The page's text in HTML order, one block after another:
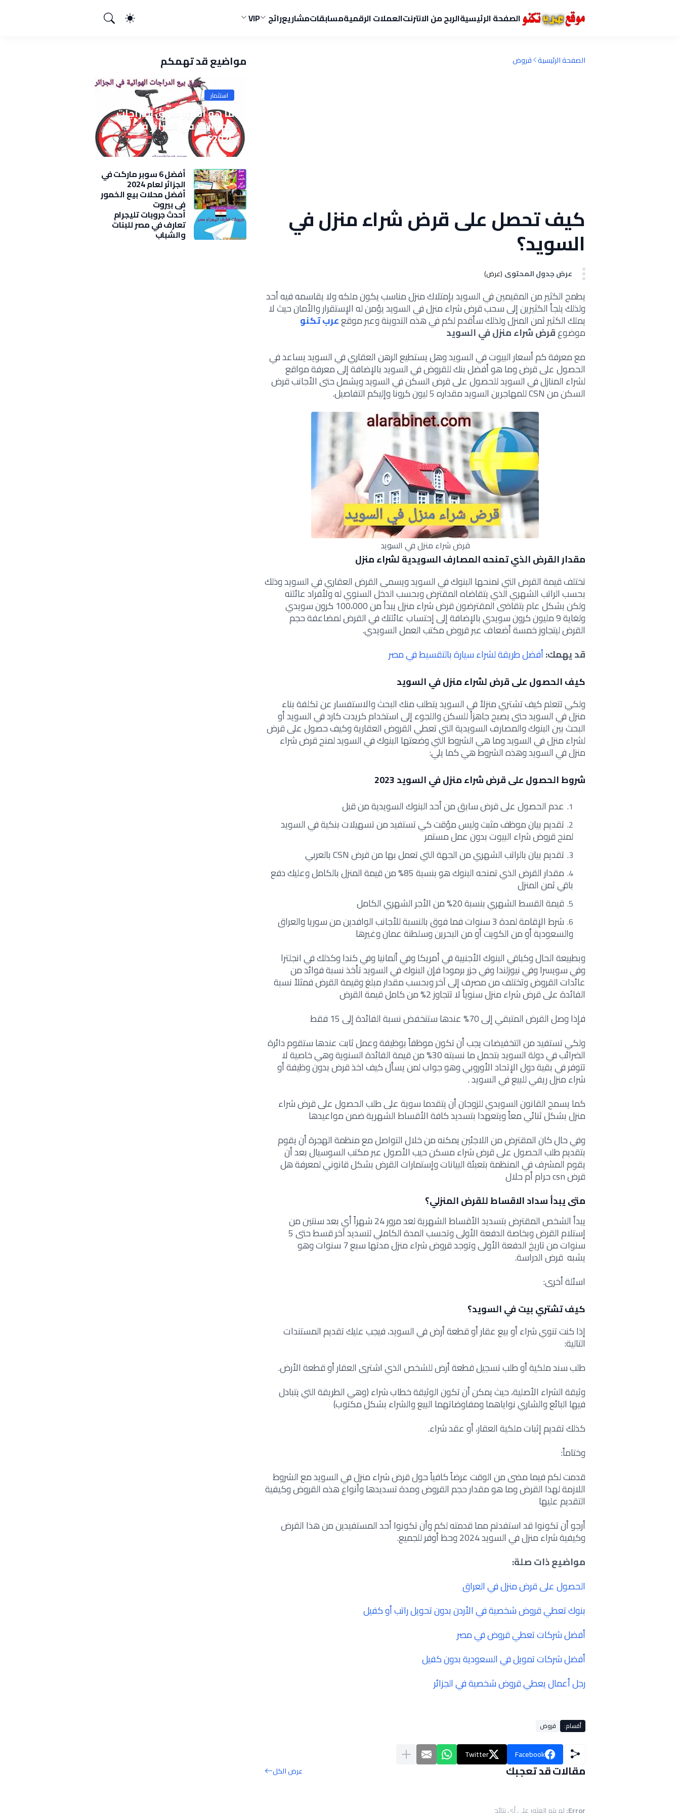
الصفحة الرئيسيةالربح من الانترنتالعملات الرقميةمسابقاتمشاريعرائج VIP
الصفحة الرئيسية قروض
كيف تحصل على قرض شراء منزل في
السويد؟
عرض جدول المحتوى (عرض)
يطمح الكثير من المقيمين في السويد بإمتلاك منزل مناسب يكون ملكه ولا يقاسمه فيه أحد
ولذلك يلجأ الكثيرين إلى سحب قرض شراء منزل في السويد يؤمن له الإستقرار والأمان حيث لا
يملك الكثير ثمن المنزل ولذلك سأقدم لكم في هذه التدوينة وعبر موقععرب تكنو
موضوعقرض شراء منزل في السويد
مع معرفة كم أسعار البيوت في السويد وهل يستطيع الرهن العقاري في السويد يساعد في
الحصول على قرض وما هو أفضل بنك للقروض في السويد بالإضافة إلى معرفة مواقع
لشراء المنازل في السويد للحصول على قرض السكن في السويد ويشمل حتى الأجانب قرض
السكن من CSN للمهاجرين السويد مقداره 5 ليون كرونا وإليكم التفاصيل.
قرض شراء منزل في السويد
مقدار القرض الذي تمنحه المصارف السويدية لشراء منزل
تختلف قيمة القرض التي تمنحها البنوك في السويد ويسمى القرض العقاري في السويد وذلك
بحسب الراتب الشهري الذي يتقاضاه المقترض وبحسب الدخل السنوي له ولأفراد عائلته
ولكن بشكل عام يتقاضى المقترضون قرض شراء منزل يبدأ من 100،000 كرون سويدي
ولغاية 9 مليون كرون سويدي بالإضافة إلى إحتساب عائلتك في القرض لمضاعفة حجم
القرض ليتجاوز خمسة أضعاف عبر قروض مكتب العمل السويدي.
قد يهمك:أفضل طريقة لشراء سيارة بالتقسيط في مصر
كيف الحصول على قرض لشراء منزل في السويد
ولكي تتعلم كيف تشتري منزلاً في السويد يتطلب منك البحث والاستفسار عن تكلفة بناء
منزل في السويد حتى يصبح جاهزاً للسكن واللجوء إلى استخدام كريدت كارد في السويد أو
البحث بين البنوك والمصارف السويدية التي تعطي القروض العقارية وكيف حصول على قرض
لشراء منزل في السويد وما هي الشروط التي وضعتها البنوك في السويد لمنح قرض شراء
منزل في السويد وهذه الشروط هي كما يلي:
شروط الحصول على قرض شراء منزل في السويد 2023
عدم الحصول على قرض سابق من أحد البنوك السويدية من قبل
تقديم بيان موظف مثبت وليس مؤقت كي تستفيد من تسهيلات بنكية في السويد
لمنح قروض شراء البيوت بدون عمل مستمر
تقديم بيان بالراتب الشهري من الجهة التي تعمل بها من قرض CSN بالعربي
مقدار القرض الذي تمنحه البنوك هو بنسبة 85% من قيمة المنزل بالكامل وعليك دفع
باقي ثمن المنزل
قيمة القسط الشهري بنسبة 20% من الأجر الشهري الكامل
شرط الإقامة لمدة 3 سنوات فما فوق بالنسبة للأجانب الوافدين من سوريا والعراق
والسعودية أو من الكويت أو من البحرين وسلطنة عمان وغيرها
وبطبيعة الحال وكباقي البنوك الأجنبية في أمريكا وفي ألمانيا وفي كندا وكذلك في انجلترا
وفي سويسرا وفي نيوزلندا وفي جزر برمودا فإن البنوك في السويد تأخذ نسبة فوائد من
عائدات القروض وتختلف من مصرف إلى آخر وبحسب مقدار مبلغ وقيمة القرض فمثلاً نسبة
الفائدة على قرض شراء منزل سنوياً لا تتجاوز 2% من كامل قيمة القرض
فإذا وصل القرض المتبقي إلى 70% عندها ستنخفض نسبة الفائدة إلى 15 فقط
ولكي تستفيد من التخفيضات يجب أن تكون موظفاً بوظيفة وعمل ثابت عندها ستقوم دائرة
الضرائب في دولة السويد بتحمل ما نسبته 30% من قيمة الفائدة السنوية وهي خاصية لا
تتوفر في بقية دول الإتحاد الأوروبي وهو جواب لمن يسأل كيف اخذ قرض بدون وظيفة أو
شراء منزل ريفي للبيع في السويد .
كما يسمح القانون السويدي للزوجان أن يتقدما سوية على طلب الحصول على قرض شراء
منزل بشكل ثنائي معاً ويتعهدا بتسديد كافة الأقساط الشهرية ضمن مواعيدها
وفي حال كان المقترض من اللاجئين يمكنه من خلال التواصل مع منظمة الهجرة أن يقوم
بتقديم طلب الحصول على قرض شراء مسكن حيب الأصول عبر مكتب السوسيال بعد أن
يقوم المشرف في المنظمة بتعبئة البيانات وإستمارات القرض بشكل قانوني لمعرفة هل
قرض csn حرام أم حلال
متى يبدأ سداد الاقساط للقرض المنزلي؟
يبدأ الشخص المقترض بتسديد الأقساط الشهرية لعد مرور 24 شهراً أي بعد سنتين من
إستلام القرض وبخاصة الدفعة الأولى وتحسب المدة الكاملي لتسديد آخر قسط حتى 5
سنوات من تاريخ الدفعة الأولى وتوجد قروض شراء منزل مدتها سبع 7 سنوات وهو
يشبه قرض الدراسة.
اسئلة أخرى:
كيف تشتري بيت في السويد؟
إذا كنت تنوي شراء أو بيع عقار أو قطعة أرض في السويد، فيجب عليك تقديم المستندات
التالية:
طلب سند ملكية أو طلب تسجيل قطعة أرض للشخص الذي اشترى العقار أو قطعة الأرض.
وثيقة الشراء الأصلية، حيث يمكن أن تكون الوثيقة خطاب شراء (وهي الطريقة التي يتبادل
فيها البائع والشاري نواياهما ومفاوضاتهما البيع والشراء بشكل مكتوب)
كذلك تقديم إثبات ملكية العقار، أو عقد شراء.
وختاماً:
قدمت لكم فيما مضى من الوقت عرضاً كافياً حول قرض شراء منزل في السويد مع الشروط
اللازمة لهذا القرض وما هو مقدار حجم القروض ومدة تسديدها وأنواع هذه القروض وكيفية
التقديم عليها
أرجو أن تكونوا قد استفدتم مما قدمته لكم وأن تكونوا أحد المستفيدين من هذا القرض
وكيفية شراء منزل في السويد 2024 وحظ أوفر للجميع.
مواضيع ذات صلة:
الحصول على قرض منزل في العراق
بنوك تعطي قروض شخصية في الأردن بدون تحويل راتب أو كفيل
أفضل شركات تعطي قروض في مصر
أفضل شركات تمويل في السعودية بدون كفيل
رجل أعمال يعطي قروض شخصية في الجزائر
أقسام: قروض
Facebook
Twitter
مقالات قد تعجبك عرض الكل
مواضيع قد تهمكم
استثمار
ما هو أشهر سوق الدراجات
الهوائية في الجزائر في
2026؟
أفضل 6 سوبر ماركت في
الجزائر لعام 2024
أفضل محلات بيع الخمور
في بيروت
أحدث جروبات تليجرام
تعارف في مصر للبنات
والشباب